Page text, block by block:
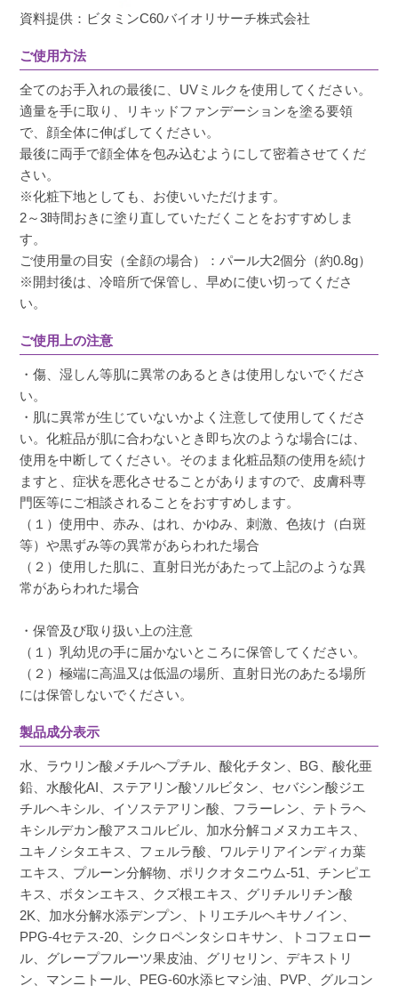
投稿日
はじめは少し重いかなと思ったのですが保湿ク
リームのような付け心地で肌馴染みが良くシワ
す。
少しトーンアップしてつるんとなるので下地な
なぁちゃん
20代 女性
2023/11/25
プラスリストアでもこちらのタイプの日焼け止
めは初めて購入しました。
クリニックでも肌ケアするので安心して使えま
す。
資料提供：ビタミンC60バイオリサーチ株式会社
ご使用方法
全てのお手入れの最後に、UVミルクを使用してください。
適量を手に取り、リキッドファンデーションを塗る要領
で、顔全体に伸ばしてください。
最後に両手で顔全体を包み込むようにして密着させてくだ
さい。
※化粧下地としても、お使いいただけます。
2～3時間おきに塗り直していただくことをおすすめしま
す。
ご使用量の目安（全顔の場合）：パール大2個分（約0.8g）
※開封後は、冷暗所で保管し、早めに使い切ってくださ
い。
ご使用上の注意
・傷、湿しん等肌に異常のあるときは使用しないでくださ
い。
・肌に異常が生じていないかよく注意して使用してくださ
い。化粧品が肌に合わないとき即ち次のような場合には、
使用を中断してください。そのまま化粧品類の使用を続け
ますと、症状を悪化させることがありますので、皮膚科専
門医等にご相談されることをおすすめします。
（１）使用中、赤み、はれ、かゆみ、刺激、色抜け（白斑
等）や黒ずみ等の異常があらわれた場合
（２）使用した肌に、直射日光があたって上記のような異
常があらわれた場合
・保管及び取り扱い上の注意
（１）乳幼児の手に届かないところに保管してください。
（２）極端に高温又は低温の場所、直射日光のあたる場所
には保管しないでください。
製品成分表示
水、ラウリン酸メチルヘプチル、酸化チタン、BG、酸化亜
鉛、水酸化AI、ステアリン酸ソルビタン、セバシン酸ジエ
チルヘキシル、イソステアリン酸、フラーレン、テトラヘ
キシルデカン酸アスコルビル、加水分解コメヌカエキス、
ユキノシタエキス、フェルラ酸、ワルテリアインディカ葉
エキス、プルーン分解物、ポリクオタニウム-51、チンピエ
キス、ボタンエキス、クズ根エキス、グリチルリチン酸
2K、加水分解水添デンプン、トリエチルヘキサノイン、
PPG-4セテス-20、シクロペンタシロキサン、トコフェロー
ル、グレープフルーツ果皮油、グリセリン、デキストリ
ン、マンニトール、PEG-60水添ヒマシ油、PVP、グルコン